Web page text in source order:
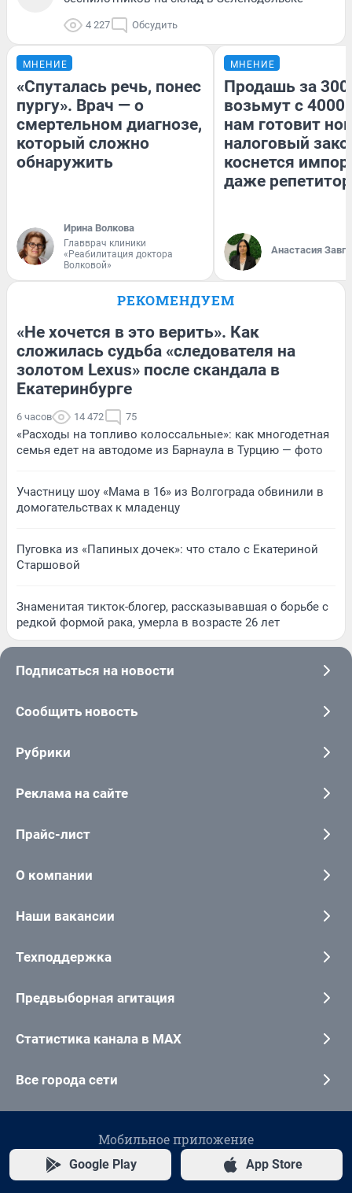
4 227 Обсудить
МНЕНИЕ
«Спуталась речь, понес
пургу». Врач — о
смертельном диагнозе,
который сложно
обнаружить
Ирина Волкова
Главврач клиники
«Реабилитация доктора
Волковой»
МНЕНИЕ
Продашь за
возьмут с
нам готовит
налоговый
коснется
даже
Анастасия
РЕКОМЕНДУЕМ
«Не хочется в это верить». Как
сложилась судьба «следователя на
золотом Lexus» после скандала в
Екатеринбурге
6 часов 14 472 75
«Расходы на топливо колоссальные»: как многодетная
семья едет на автодоме из Барнаула в Турцию — фото
Участницу шоу «Мама в 16» из Волгограда обвинили в
домогательствах к младенцу
Пуговка из «Папиных дочек»: что стало с Екатериной
Старшовой
Знаменитая тикток-блогер, рассказывавшая о борьбе с
редкой формой рака, умерла в возрасте 26 лет
Подписаться на новости
Сообщить новость
Рубрики
Реклама на сайте
Прайс-лист
О компании
Наши вакансии
Техподдержка
Предвыборная агитация
Статистика канала в MAX
Все города сети
Мобильное приложение
Google Play App Store